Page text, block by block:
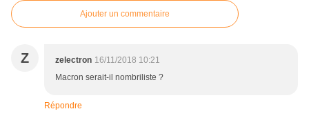
Ajouter un commentaire
Z zelectron 16/11/2018 10:21
Macron serait-il nombriliste ?
Répondre